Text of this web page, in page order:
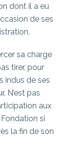
dont il a eu
de ses
sa charge
tirer, pour
indus de ses
N’est pas
aux
si
la fin de son